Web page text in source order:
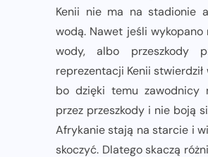
Kenii nie ma na stadionie
wodą. Nawet jeśli
wody, albo przeszkody
reprezentacji Kenii stwierdził
bo dzięki temu zawodnicy
przez przeszkody i nie boją
Afrykanie stają na starcie i
skoczyć. Dlatego skaczą